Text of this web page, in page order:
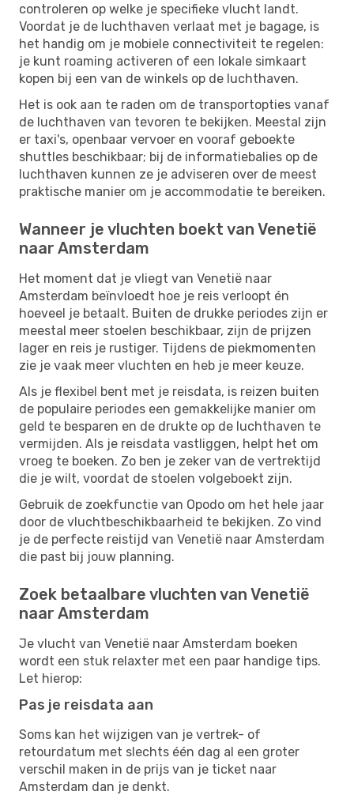
controleren op welke je specifieke vlucht landt.
Voordat je de luchthaven verlaat met je bagage, is
het handig om je mobiele connectiviteit te regelen:
je kunt roaming activeren of een lokale simkaart
kopen bij een van de winkels op de luchthaven.
Het is ook aan te raden om de transportopties vanaf
de luchthaven van tevoren te bekijken. Meestal zijn
er taxi's, openbaar vervoer en vooraf geboekte
shuttles beschikbaar; bij de informatiebalies op de
luchthaven kunnen ze je adviseren over de meest
praktische manier om je accommodatie te bereiken.
Wanneer je vluchten boekt van Venetië
naar Amsterdam
Het moment dat je vliegt van Venetië naar
Amsterdam beïnvloedt hoe je reis verloopt én
hoeveel je betaalt. Buiten de drukke periodes zijn er
meestal meer stoelen beschikbaar, zijn de prijzen
lager en reis je rustiger. Tijdens de piekmomenten
zie je vaak meer vluchten en heb je meer keuze.
Als je flexibel bent met je reisdata, is reizen buiten
de populaire periodes een gemakkelijke manier om
geld te besparen en de drukte op de luchthaven te
vermijden. Als je reisdata vastliggen, helpt het om
vroeg te boeken. Zo ben je zeker van de vertrektijd
die je wilt, voordat de stoelen volgeboekt zijn.
Gebruik de zoekfunctie van Opodo om het hele jaar
door de vluchtbeschikbaarheid te bekijken. Zo vind
je de perfecte reistijd van Venetië naar Amsterdam
die past bij jouw planning.
Zoek betaalbare vluchten van Venetië
naar Amsterdam
Je vlucht van Venetië naar Amsterdam boeken
wordt een stuk relaxter met een paar handige tips.
Let hierop:
Pas je reisdata aan
Soms kan het wijzigen van je vertrek- of
retourdatum met slechts één dag al een groter
verschil maken in de prijs van je ticket naar
Amsterdam dan je denkt.